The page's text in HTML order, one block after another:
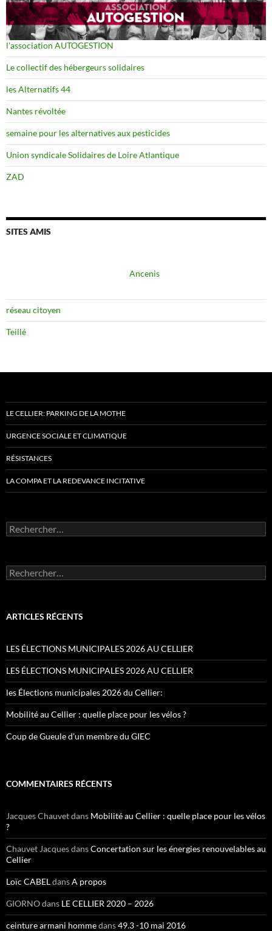
l'association AUTOGESTION
Le collectif des hébergeurs solidaires
les Alternatifs 44
Nantes révoltée
semaine pour les alternatives aux pesticides
Union syndicale Solidaires de Loire Atlantique
ZAD
SITES AMIS
Ancenis
réseau citoyen
Teillé
LE CELLIER: PARKING DE LA MOTHE
URGENCE SOCIALE ET CLIMATIQUE
RÉSISTANCES
LA COMPA ET LA REDEVANCE INCITATIVE
Rechercher :
Rechercher :
ARTICLES RÉCENTS
LES ÉLECTIONS MUNICIPALES 2026 AU CELLIER
LES ÉLECTIONS MUNICIPALES 2026 AU CELLIER
les Élections municipales 2026 du Cellier:
Mobilité au Cellier : quelle place pour les vélos ?
Coup de Gueule d’un membre du GIEC
COMMENTAIRES RÉCENTS
Jacques Chauvetdans Mobilité au Cellier : quelle place pour les vélos
?
Chauvet JacquesdansConcertation sur les énergies renouvelables au
Cellier
Loïc CABELdansA propos
GIORNOdans LE CELLIER 2020 – 2026
ceinture armani hommedans49.3 -10 mai 2016